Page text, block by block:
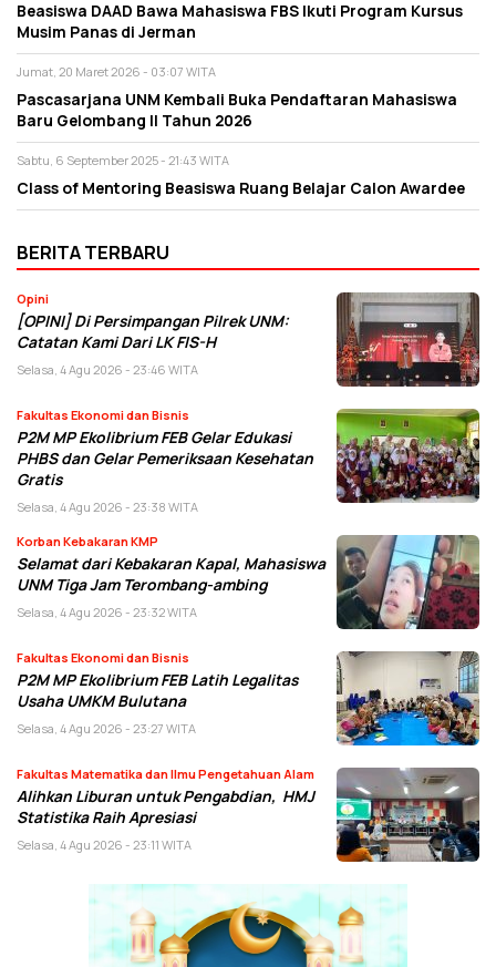
Beasiswa DAAD Bawa Mahasiswa FBS Ikuti Program Kursus
Musim Panas di Jerman
Jumat, 20 Maret 2026 - 03:07 WITA
Pascasarjana UNM Kembali Buka Pendaftaran Mahasiswa
Baru Gelombang II Tahun 2026
Sabtu, 6 September 2025 - 21:43 WITA
Class of Mentoring Beasiswa Ruang Belajar Calon Awardee
BERITA TERBARU
Opini
[OPINI] Di Persimpangan Pilrek UNM:
Catatan Kami Dari LK FIS-H
Selasa, 4 Agu 2026 - 23:46 WITA
Fakultas Ekonomi dan Bisnis
P2M MP Ekolibrium FEB Gelar Edukasi
PHBS dan Gelar Pemeriksaan Kesehatan
Gratis
Selasa, 4 Agu 2026 - 23:38 WITA
Korban Kebakaran KMP
Selamat dari Kebakaran Kapal, Mahasiswa
UNM Tiga Jam Terombang-ambing
Selasa, 4 Agu 2026 - 23:32 WITA
Fakultas Ekonomi dan Bisnis
P2M MP Ekolibrium FEB Latih Legalitas
Usaha UMKM Bulutana
Selasa, 4 Agu 2026 - 23:27 WITA
Fakultas Matematika dan Ilmu Pengetahuan Alam
Alihkan Liburan untuk Pengabdian, HMJ
Statistika Raih Apresiasi
Selasa, 4 Agu 2026 - 23:11 WITA